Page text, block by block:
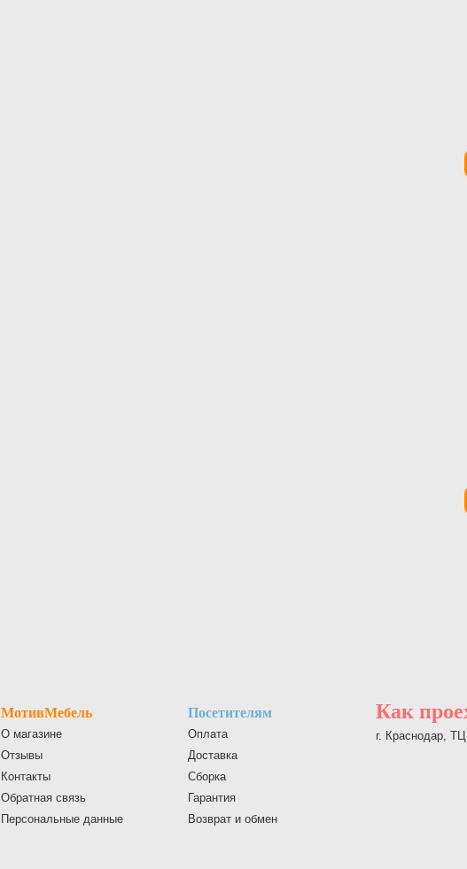
МотивМебель
О магазине
Отзывы
Контакты
Обратная связь
Персональные данные
Посетителям
Оплата
Доставка
Сборка
Гарантия
Возврат и обмен
Как
г. Краснодар,